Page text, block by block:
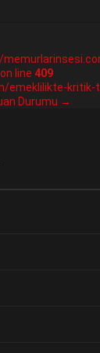
line 409
emeklilikte-kritik-
Durumu →